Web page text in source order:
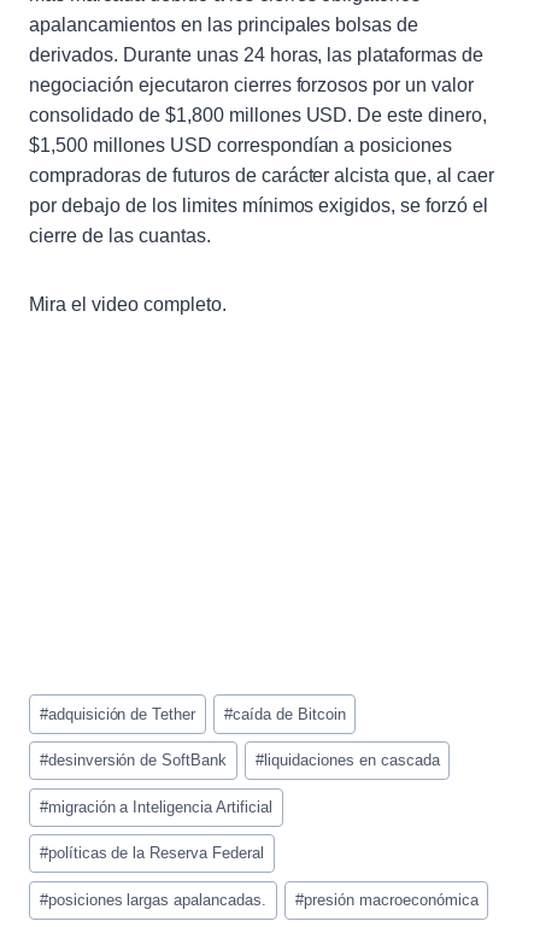
apalancamientos en las principales bolsas de
derivados. Durante unas 24 horas, las plataformas de
negociación ejecutaron cierres forzosos por un valor
consolidado de $1,800 millones USD. De este dinero,
$1,500 millones USD correspondían a posiciones
compradoras de futuros de carácter alcista que, al caer
por debajo de los limites mínimos exigidos, se forzó el
cierre de las cuantas.
Mira el video completo.
Etiquetas
de
la
entrada:
#adquisición de Tether #caída de Bitcoin
#desinversión de SoftBank #liquidaciones en cascada
#migración a Inteligencia Artificial
#políticas de la Reserva Federal
#posiciones largas apalancadas. #presión macroeconómica